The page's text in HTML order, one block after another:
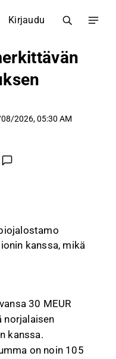
Kirjaudu
2026, 05:30 AM
kanssa, mikä
Tämä
on ollut vahvaa, ja
liikevaihdon
30 MEUR
norjalaisen
kanssa.
on noin 105